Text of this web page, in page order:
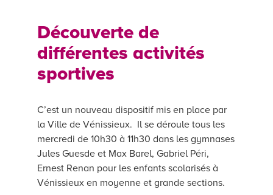
Découverte de
différentes activités
sportives
C’est un nouveau dispositif mis en place par
la Ville de Vénissieux. Il se déroule tous les
mercredi de 10h30 à 11h30 dans les gymnases
Jules Guesde et Max Barel, Gabriel Péri,
Ernest Renan pour les enfants scolarisés à
Vénissieux en moyenne et grande sections.